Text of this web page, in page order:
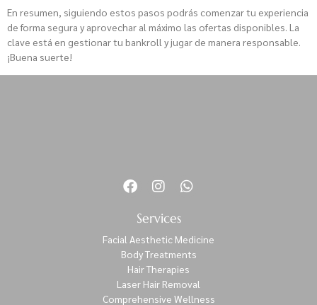
En resumen, siguiendo estos pasos podrás comenzar tu experiencia
de forma segura y aprovechar al máximo las ofertas disponibles. La
clave está en gestionar tu bankroll y jugar de manera responsable.
¡Buena suerte!
Services
Facial Aesthetic Medicine
Body Treatments
Hair Therapies
Laser Hair Removal
Comprehensive Wellness